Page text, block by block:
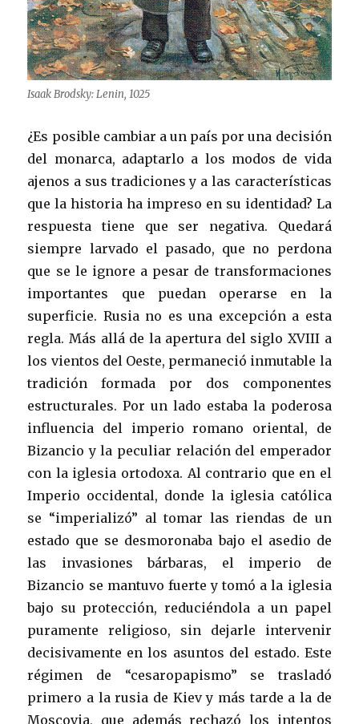
Isaak Brodsky: Lenin, 1025
¿Es posible cambiar a un país por una decisión
del monarca, adaptarlo a los modos de vida
ajenos a sus tradiciones y a las características
que la historia ha impreso en su identidad? La
respuesta tiene que ser negativa. Quedará
siempre larvado el pasado, que no perdona
que se le ignore a pesar de transformaciones
importantes que puedan operarse en la
superficie. Rusia no es una excepción a esta
regla. Más allá de la apertura del siglo XVIII a
los vientos del Oeste, permaneció inmutable la
tradición formada por dos componentes
estructurales. Por un lado estaba la poderosa
influencia del imperio romano oriental, de
Bizancio y la peculiar relación del emperador
con la iglesia ortodoxa. Al contrario que en el
Imperio occidental, donde la iglesia católica
se “imperializó” al tomar las riendas de un
estado que se desmoronaba bajo el asedio de
las invasiones bárbaras, el imperio de
Bizancio se mantuvo fuerte y tomó a la iglesia
bajo su protección, reduciéndola a un papel
puramente religioso, sin dejarle intervenir
decisivamente en los asuntos del estado. Este
régimen de “cesaropapismo” se trasladó
primero a la rusia de Kiev y más tarde a la de
Moscovia, que además rechazó los intentos